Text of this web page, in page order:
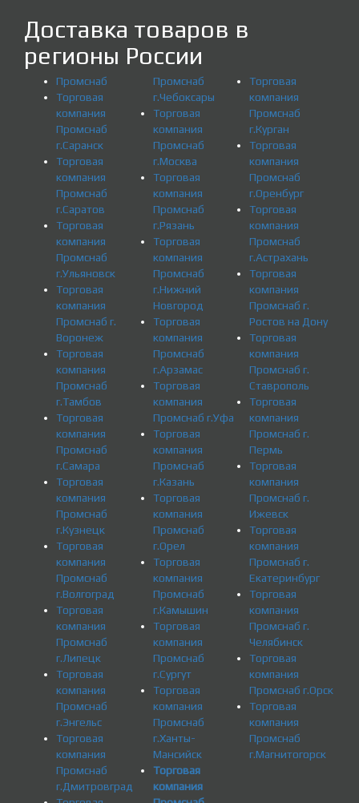
Доставка товаров в
регионы России
Промснаб
Торговая
компания
Промснаб
г.Саранск
Торговая
компания
Промснаб
г.Саратов
Торговая
компания
Промснаб
г.Ульяновск
Торговая
компания
Промснаб г.
Воронеж
Торговая
компания
Промснаб
г.Тамбов
Торговая
компания
Промснаб
г.Самара
Торговая
компания
Промснаб
г.Кузнецк
Торговая
компания
Промснаб
г.Волгоград
Торговая
компания
Промснаб
г.Липецк
Торговая
компания
Промснаб
г.Энгельс
Торговая
компания
Промснаб
г.Дмитровград
Промснаб
г.Чебоксары
Торговая
компания
Промснаб
г.Москва
Торговая
компания
Промснаб
г.Рязань
Торговая
компания
Промснаб
г.Нижний
Новгород
Торговая
компания
Промснаб
г.Арзамас
Торговая
компания
Промснаб г.Уфа
Торговая
компания
Промснаб
г.Казань
Торговая
компания
Промснаб
г.Орел
Торговая
компания
Промснаб
г.Камышин
Торговая
компания
Промснаб
г.Сургут
Торговая
компания
Промснаб
г.Ханты-
Мансийск
Торговая
компания
Торговая
компания
Промснаб
г.Курган
Торговая
компания
Промснаб
г.Оренбург
Торговая
компания
Промснаб
г.Астрахань
Торговая
компания
Промснаб г.
Ростов на Дону
Торговая
компания
Промснаб г.
Ставрополь
Торговая
компания
Промснаб г.
Пермь
Торговая
компания
Промснаб г.
Ижевск
Торговая
компания
Промснаб г.
Екатеринбург
Торговая
компания
Промснаб г.
Челябинск
Торговая
компания
Промснаб г.Орск
Торговая
компания
Промснаб
г.Магнитогорск